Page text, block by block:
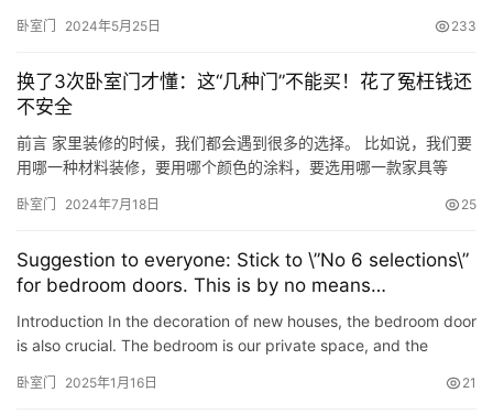
中，很多习惯和小细节都会影响睡眠质量和家庭氛围。那么，究竟
识，与你分享一些趣味故事和思考，或许能给你一些启发。 二、卧
室门开…
卧室门 2024年5月25日 233
换了3次卧室门才懂：这“几种门”不能买！花了冤枉钱还
不安全
前言 家里装修的时候，我们都会遇到很多的选择。 比如说，我们要
用哪一种材料装修，要用哪个颜色的涂料，要选用哪一款家具等
每一种材料的门，都会给我们的生活带来不一样的体验。 对于卧室
室门的时候，我们就需要擦亮双眼，看清楚每一种材质的门的特
点。…
卧室门 2024年7月18日 25
Suggestion to everyone: Stick to \”No 6 selections\”
for bedroom doors. This is by no means
misleading. It is based on the experience of
changing rooms twice.
Introduction In the decoration of new houses, the bedroom door
is also crucial. The bedroom is our private space, and the
卧室门 2025年1月16日 21